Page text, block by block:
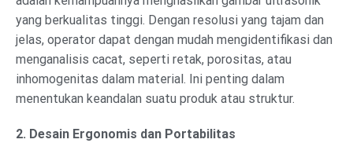
yang berkualitas tinggi. Dengan resolusi yang tajam dan
jelas, operator dapat dengan mudah mengidentifikasi dan
menganalisis cacat, seperti retak, porositas, atau
inhomogenitas dalam material. Ini penting dalam
menentukan keandalan suatu produk atau struktur.
2. Desain Ergonomis dan Portabilitas